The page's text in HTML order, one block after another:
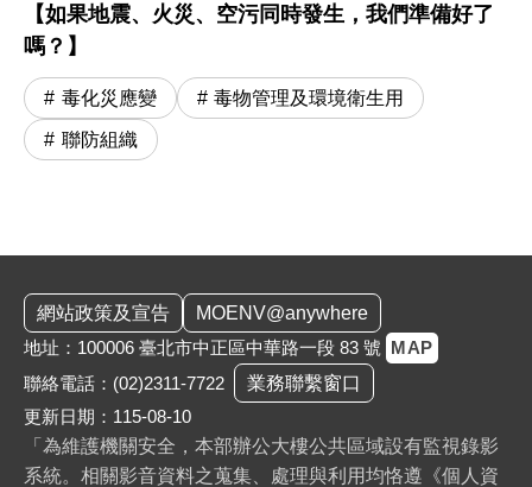
【如果地震、火災、空污同時發生，我們準備好了
嗎？】
毒化災應變 毒物管理及環境衛生用
聯防組織
網站政策及宣告
MOENV@anywhere
地址：100006 臺北市中正區中華路一段 83 號 MAP
聯絡電話： (02)2311-7722
業務聯繫窗口
更新日期：115-08-10
「為維護機關安全，本部辦公大樓公共區域設有監視錄影
系統。相關影音資料之蒐集、處理與利用均恪遵《個人資